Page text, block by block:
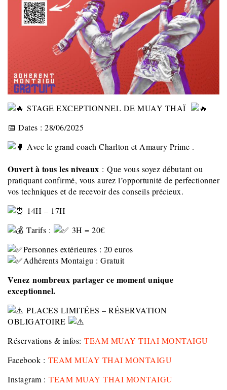
STAGE EXCEPTIONNEL DE MUAY THAÏ
📅 Dates : 28/06/2025
Avec le grand coach Charlton et Amaury Prime .
Ouvert à tous les niveaux : Que vous soyez débutant ou
pratiquant confirmé, vous aurez l’opportunité de perfectionner
vos techniques et de recevoir des conseils précieux.
14H – 17H
Tarifs :
3H = 20€
Personnes extérieures : 20 euros
Adhérents Montaigu : Gratuit
Venez nombreux partager ce moment unique
exceptionnel.
PLACES LIMITÉES – RÉSERVATION
OBLIGATOIRE
Réservations & infos: TEAM MUAY THAI MONTAIGU
Facebook : TEAM MUAY THAI MONTAIGU
Instagram : TEAM MUAY THAI MONTAIGU